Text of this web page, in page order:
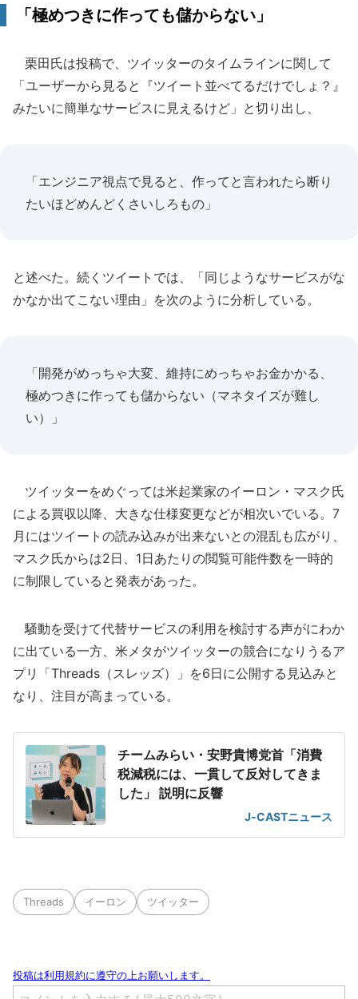
「極めつきに作っても儲からない」
栗田氏は投稿で、ツイッターのタイムラインに関して
「ユーザーから見ると『ツイート並べてるだけでしょ？』
みたいに簡単なサービスに見えるけど」と切り出し、
「エンジニア視点で見ると、作ってと言われたら断り
たいほどめんどくさいしろもの」
と述べた。続くツイートでは、「同じようなサービスがな
かなか出てこない理由」を次のように分析している。
「開発がめっちゃ大変、維持にめっちゃお金かかる、
極めつきに作っても儲からない（マネタイズが難し
い）」
ツイッターをめぐっては米起業家のイーロン・マスク氏
による買収以降、大きな仕様変更などが相次いでいる。7
月にはツイートの読み込みが出来ないとの混乱も広がり、
マスク氏からは2日、1日あたりの閲覧可能件数を一時的
に制限していると発表があった。
騒動を受けて代替サービスの利用を検討する声がにわか
に出ている一方、米メタがツイッターの競合になりうるア
プリ「Threads（スレッズ）」を6日に公開する見込みと
なり、注目が高まっている。
チームみらい・安野貴博党首「消費
税減税には、一貫して反対してきま
した」 説明に反響
J-CASTニュース
Threads イーロン ツイッター